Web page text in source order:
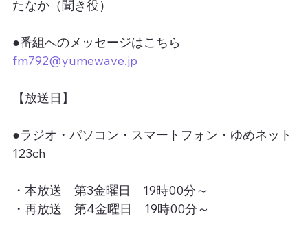
たなか（聞き役）
●番組へのメッセージはこちら
fm792@yumewave.jp
【放送日】
●ラジオ・パソコン・スマートフォン・ゆめネット
123ch
・本放送　第3金曜日　19時00分～
・再放送　第4金曜日　19時00分～